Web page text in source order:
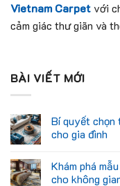
BÀI VIẾT MỚI
Bí quyết chọn
cho gia đình
Khám phá
cho không
Vietnam Carpetvới
cảm giác thư giãn và